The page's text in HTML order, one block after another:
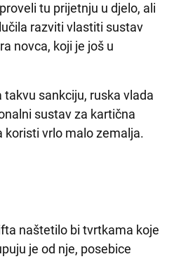
tu prijetnju u djelo, ali
razviti vlastiti sustav
novca, koji je još u
takvu sankciju, ruska vlada
sustav za kartična
koristi vrlo malo zemalja.
naštetilo bi tvrtkama koje
je od nje, posebice